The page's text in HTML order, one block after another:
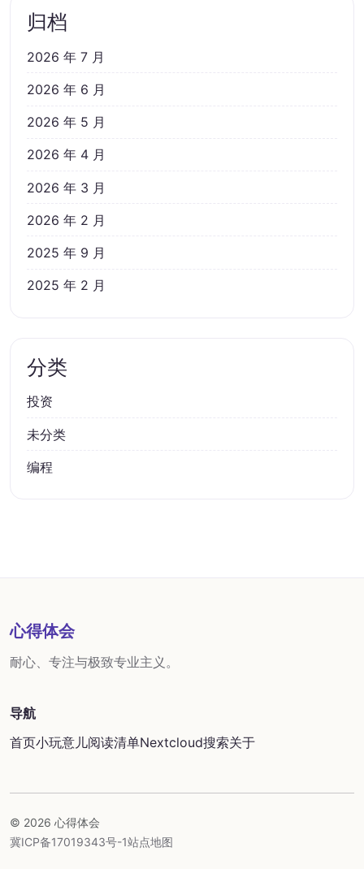
归档
2026 年 7 月
2026 年 6 月
2026 年 5 月
2026 年 4 月
2026 年 3 月
2026 年 2 月
2025 年 9 月
2025 年 2 月
分类
投资
未分类
编程
心得体会
耐心、专注与极致专业主义。
导航
首页小玩意儿阅读清单Nextcloud搜索关于
© 2026 心得体会
冀ICP备17019343号-1站点地图